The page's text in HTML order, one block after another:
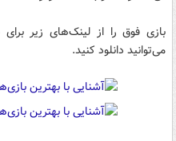
بازی‌ فوق را از لینک‌های زیر
می‌توانید دانلود کنید.